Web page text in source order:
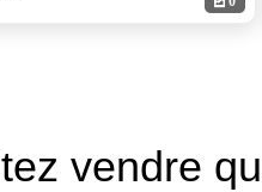
vendre